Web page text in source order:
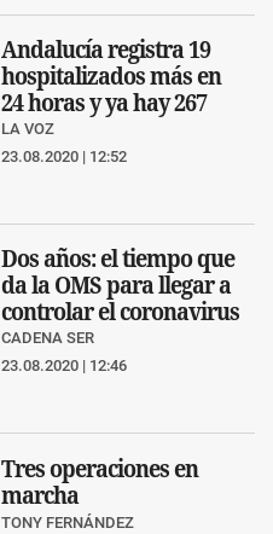
Andalucía registra 19
hospitalizados más en
24 horas y ya hay 267
LA VOZ
23.08.2020 | 12:52
Dos años: el tiempo que
da la OMS para llegar a
controlar el coronavirus
CADENA SER
23.08.2020 | 12:46
Tres operaciones en
marcha
TONY FERNÁNDEZ